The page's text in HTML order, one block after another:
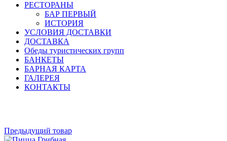
РЕСТОРАНЫ
БАР ПЕРВЫЙ
ИСТОРИЯ
УСЛОВИЯ ДОСТАВКИ
ДОСТАВКА
Обеды туристических групп
БАНКЕТЫ
БАРНАЯ КАРТА
ГАЛЕРЕЯ
КОНТАКТЫ
Предыдущий товар